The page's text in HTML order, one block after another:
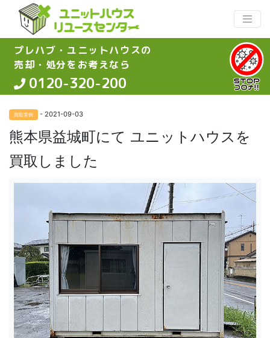
プレハブ・ユニットハウスの
売却・処分をお考えなら
0120-320-200
買取実例 - 2021-09-03
熊本県益城町にて ユニットハウスを
買取しました